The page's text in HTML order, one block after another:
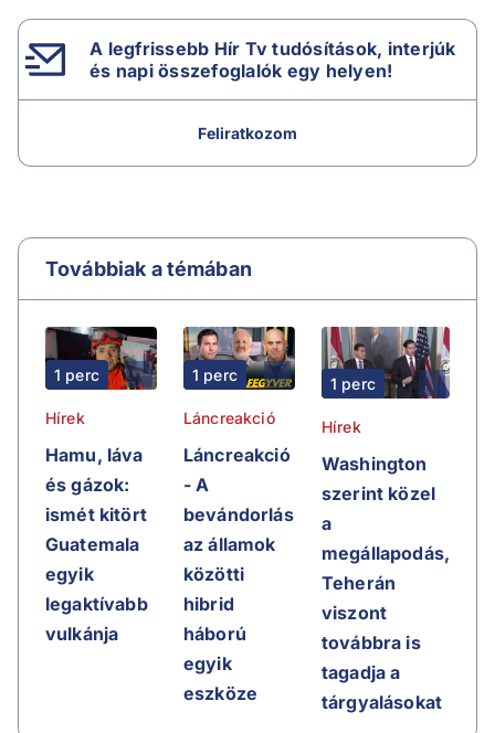
A legfrissebb Hír Tv tudósítások, interjúk
és napi összefoglalók egy helyen!
Feliratkozom
Továbbiak a témában
1 perc
Hírek
Hamu, láva
és gázok:
ismét kitört
Guatemala
egyik
legaktívabb
vulkánja
1 perc
Láncreakció
Láncreakció
- A
bevándorlás
az államok
közötti
hibrid
háború
egyik
eszköze
1 perc
Hírek
Washington
szerint közel
a
megállapodás,
Teherán
viszont
továbbra is
tagadja a
tárgyalásokat